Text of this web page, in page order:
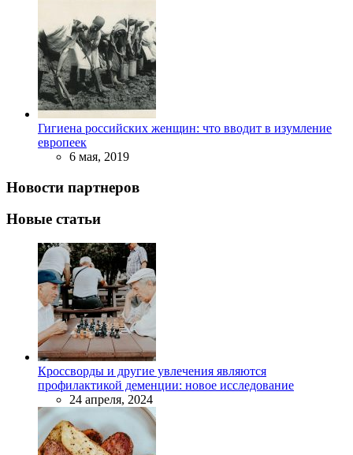
Гигиена российских женщин: что вводит в изумление
европеек
6 мая, 2019
Новости партнеров
Новые статьи
Кроссворды и другие увлечения являются
профилактикой деменции: новое исследование
24 апреля, 2024